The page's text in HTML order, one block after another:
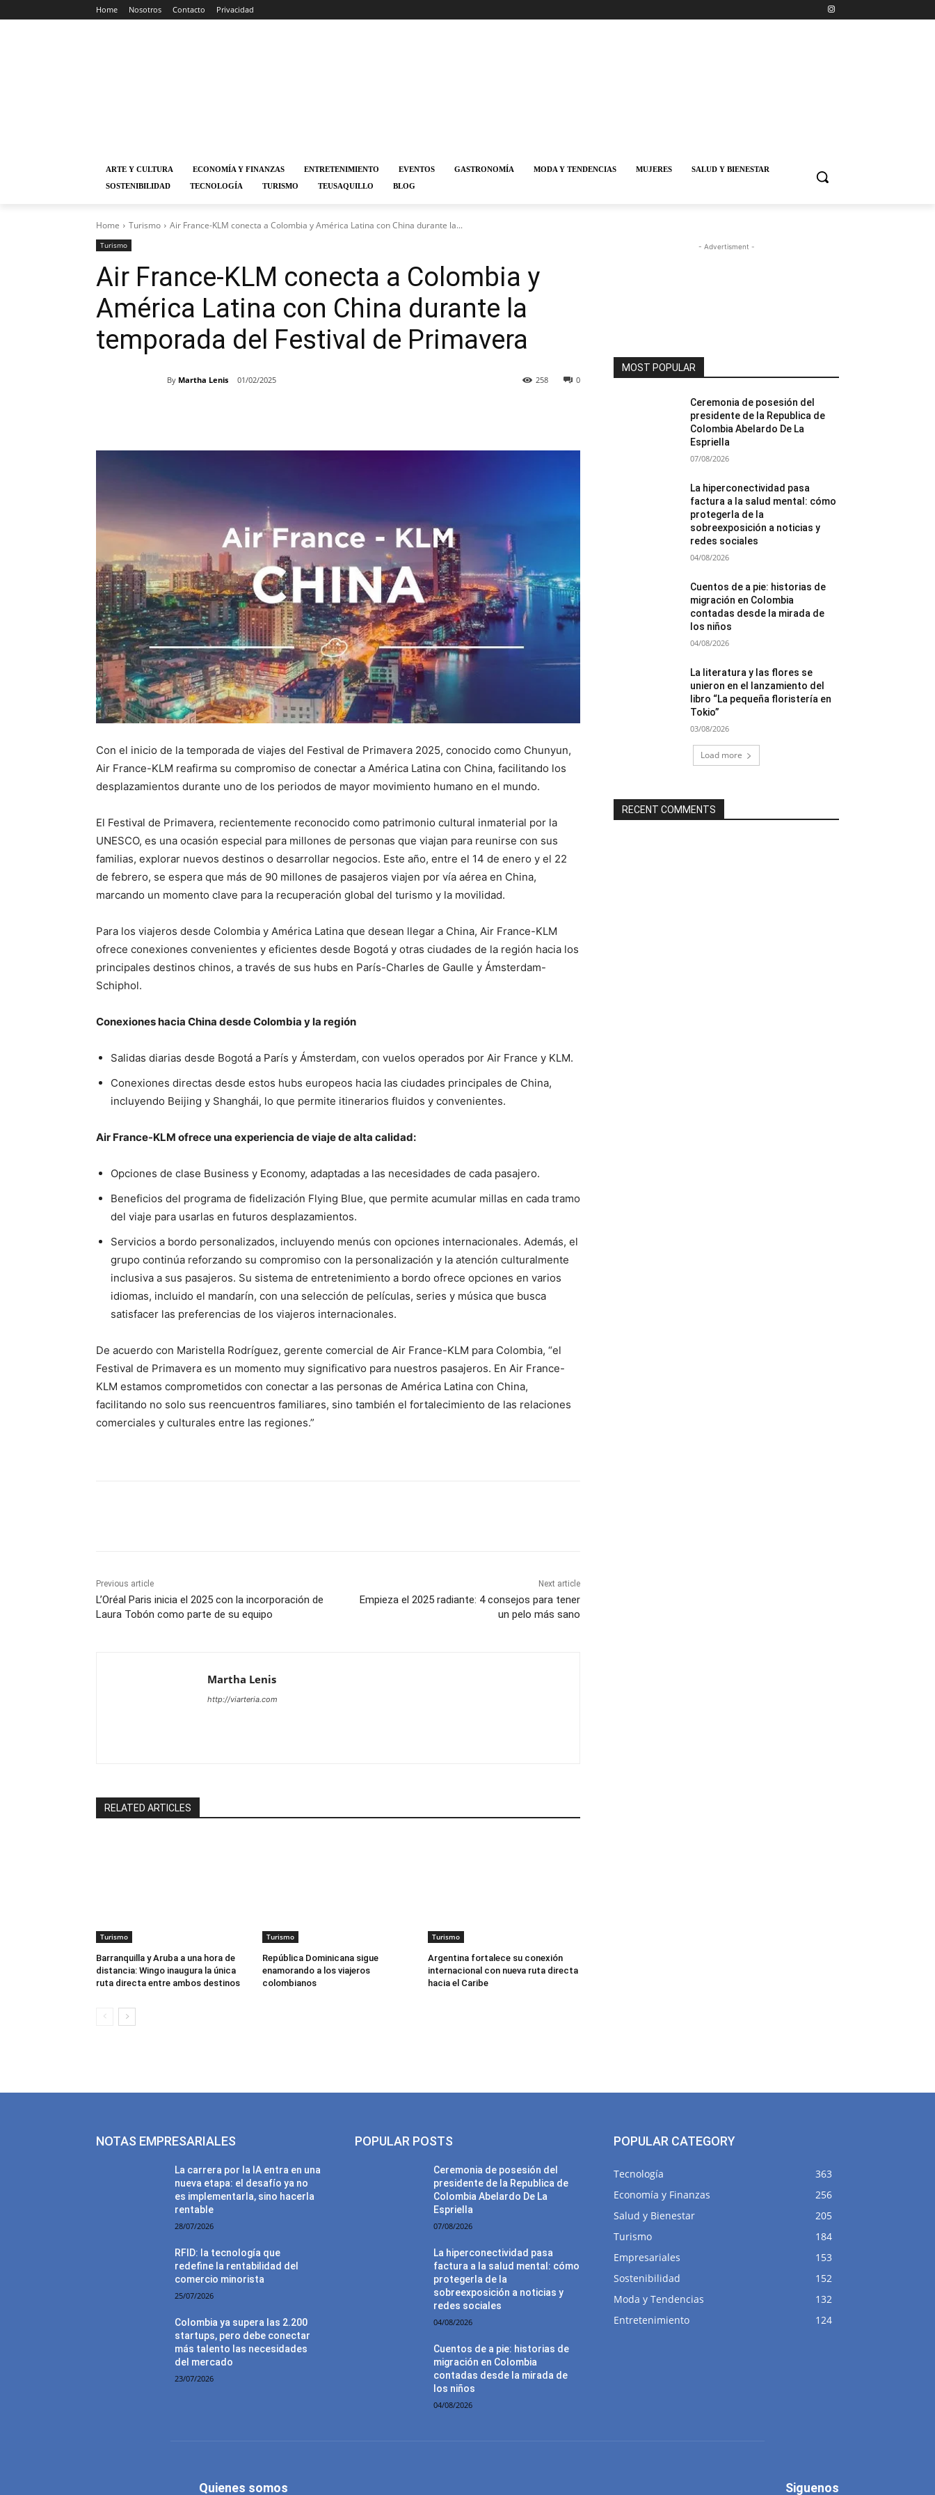
Home Nosotros Contacto Privacidad
ARTE Y CULTURA ECONOMÍA Y FINANZAS ENTRETENIMIENTO EVENTOS GASTRONOMÍA MODA Y TENDENCIAS MUJERES
SALUD Y BIENESTAR
SOSTENIBILIDAD
TECNOLOGÍA TURISMO TEUSAQUILLO BLOG
Home Turismo Air France-KLM conecta a Colombia y América Latina con China durante la...
Turismo
Air France-KLM conecta a Colombia y
América Latina con China durante la
temporada del Festival de Primavera
By Martha Lenis 01/02/2025 0
258
Con el inicio de la temporada de viajes del Festival de Primavera 2025, conocido como Chunyun,
Air France-KLM reafirma su compromiso de conectar a América Latina con China, facilitando los
desplazamientos durante uno de los periodos de mayor movimiento humano en el mundo.
El Festival de Primavera, recientemente reconocido como patrimonio cultural inmaterial por la
UNESCO, es una ocasión especial para millones de personas que viajan para reunirse con sus
familias, explorar nuevos destinos o desarrollar negocios. Este año, entre el 14 de enero y el 22
de febrero, se espera que más de 90 millones de pasajeros viajen por vía aérea en China,
marcando un momento clave para la recuperación global del turismo y la movilidad.
Para los viajeros desde Colombia y América Latina que desean llegar a China, Air France-KLM
ofrece conexiones convenientes y eficientes desde Bogotá y otras ciudades de la región hacia los
principales destinos chinos, a través de sus hubs en París-Charles de Gaulle y Ámsterdam-
Schiphol.
Conexiones hacia China desde Colombia y la región
Salidas diarias desde Bogotá a París y Ámsterdam, con vuelos operados por Air France y KLM.
Conexiones directas desde estos hubs europeos hacia las ciudades principales de China,
incluyendo Beijing y Shanghái, lo que permite itinerarios fluidos y convenientes.
Air France-KLM ofrece una experiencia de viaje de alta calidad:
Opciones de clase Business y Economy, adaptadas a las necesidades de cada pasajero.
Beneficios del programa de fidelización Flying Blue, que permite acumular millas en cada tramo
del viaje para usarlas en futuros desplazamientos.
Servicios a bordo personalizados, incluyendo menús con opciones internacionales. Además, el
grupo continúa reforzando su compromiso con la personalización y la atención culturalmente
inclusiva a sus pasajeros. Su sistema de entretenimiento a bordo ofrece opciones en varios
idiomas, incluido el mandarín, con una selección de películas, series y música que busca
satisfacer las preferencias de los viajeros internacionales.
De acuerdo con Maristella Rodríguez, gerente comercial de Air France-KLM para Colombia, “el
Festival de Primavera es un momento muy significativo para nuestros pasajeros. En Air France-
KLM estamos comprometidos con conectar a las personas de América Latina con China,
facilitando no solo sus reencuentros familiares, sino también el fortalecimiento de las relaciones
comerciales y culturales entre las regiones.”
Previous article
L’Oréal Paris inicia el 2025 con la incorporación de
Laura Tobón como parte de su equipo
Next article
Empieza el 2025 radiante: 4 consejos para tener
un pelo más sano
Martha Lenis
http://viarteria.com
RELATED ARTICLES
Turismo
Barranquilla y Aruba a una hora de
distancia: Wingo inaugura la única
ruta directa entre ambos destinos
Turismo
República Dominicana sigue
enamorando a los viajeros
colombianos
Turismo
Argentina fortalece su conexión
internacional con nueva ruta directa
hacia el Caribe
- Advertisment -
MOST POPULAR
Ceremonia de posesión del
presidente de la Republica de
Colombia Abelardo De La
Espriella
07/08/2026
La hiperconectividad pasa
factura a la salud mental: cómo
protegerla de la
sobreexposición a noticias y
redes sociales
04/08/2026
Cuentos de a pie: historias de
migración en Colombia
contadas desde la mirada de
los niños
04/08/2026
La literatura y las flores se
unieron en el lanzamiento del
libro “La pequeña floristería en
Tokio”
03/08/2026
Load more
RECENT COMMENTS
NOTAS EMPRESARIALES
La carrera por la IA entra en una
nueva etapa: el desafío ya no
es implementarla, sino hacerla
rentable
28/07/2026
RFID: la tecnología que
redefine la rentabilidad del
comercio minorista
25/07/2026
Colombia ya supera las 2.200
startups, pero debe conectar
más talento las necesidades
del mercado
23/07/2026
POPULAR POSTS
Ceremonia de posesión del
presidente de la Republica de
Colombia Abelardo De La
Espriella
07/08/2026
La hiperconectividad pasa
factura a la salud mental: cómo
protegerla de la
sobreexposición a noticias y
redes sociales
04/08/2026
Cuentos de a pie: historias de
migración en Colombia
contadas desde la mirada de
los niños
04/08/2026
POPULAR CATEGORY
Tecnología
363
Economía y Finanzas
256
Salud y Bienestar
205
Turismo
184
Empresariales
153
Sostenibilidad
152
Moda y Tendencias
132
Entretenimiento
124
Quienes somos Siguenos